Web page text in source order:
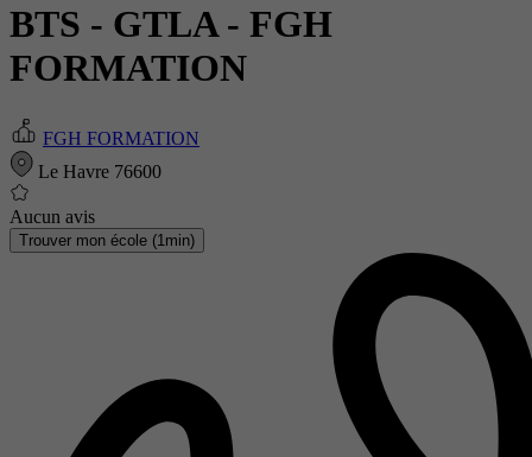
BTS - GTLA- FGH
FORMATION
FGH FORMATION
Le Havre 76600
Aucun avis
Trouver mon école (1min)